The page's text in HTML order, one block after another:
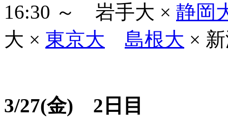
16:30 ～ 岩手大 × 静岡
大 × 東京大 島根大 ×
3/27(金) 2日目